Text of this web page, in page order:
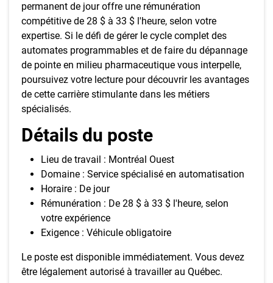
permanent de jour offre une rémunération
compétitive de 28 $ à 33 $ l'heure, selon votre
expertise. Si le défi de gérer le cycle complet des
automates programmables et de faire du dépannage
de pointe en milieu pharmaceutique vous interpelle,
poursuivez votre lecture pour découvrir les avantages
de cette carrière stimulante dans les métiers
spécialisés.
Détails du poste
Lieu de travail : Montréal Ouest
Domaine : Service spécialisé en automatisation
Horaire : De jour
Rémunération : De 28 $ à 33 $ l'heure, selon
votre expérience
Exigence : Véhicule obligatoire
Le poste est disponible immédiatement. Vous devez
être légalement autorisé à travailler au Québec.